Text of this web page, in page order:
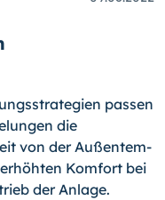
passen
die
von der Außen­tem­
Komfort bei
der Anlage.